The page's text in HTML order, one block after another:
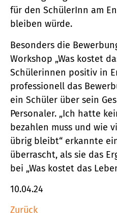
für den SchülerInn am
bleiben würde.
Besonders die
Workshop „Was kostet
Schülerinnen positiv in
professionell das
ein Schüler über sein
Personaler. „Ich hatte
bezahlen muss und wie
übrig bleibt“ erkannte
überrascht, als sie das
bei „Was kostet das
10.04.24
Zurück